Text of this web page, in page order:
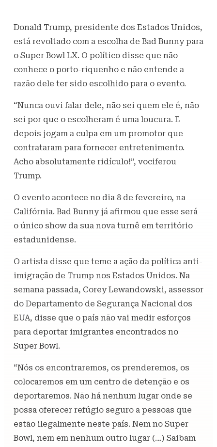
Donald Trump, presidente dos Estados Unidos,
está revoltado com a escolha de Bad Bunny para
o Super Bowl LX. O político disse que não
conhece o porto-riquenho e não entende a
razão dele ter sido escolhido para o evento.
“Nunca ouvi falar dele, não sei quem ele é, não
sei por que o escolheram é uma loucura. E
depois jogam a culpa em um promotor que
contrataram para fornecer entretenimento.
Acho absolutamente ridículo!”, vociferou
Trump.
O evento acontece no dia 8 de fevereiro, na
Califórnia. Bad Bunny já afirmou que esse será
o único show da sua nova turnê em território
estadunidense.
O artista disse que teme a ação da política anti-
imigração de Trump nos Estados Unidos. Na
semana passada, Corey Lewandowski, assessor
do Departamento de Segurança Nacional dos
EUA, disse que o país não vai medir esforços
para deportar imigrantes encontrados no
Super Bowl.
“Nós os encontraremos, os prenderemos, os
colocaremos em um centro de detenção e os
deportaremos. Não há nenhum lugar onde se
possa oferecer refúgio seguro a pessoas que
estão ilegalmente neste país. Nem no Super
Bowl, nem em nenhum outro lugar (…) Saibam